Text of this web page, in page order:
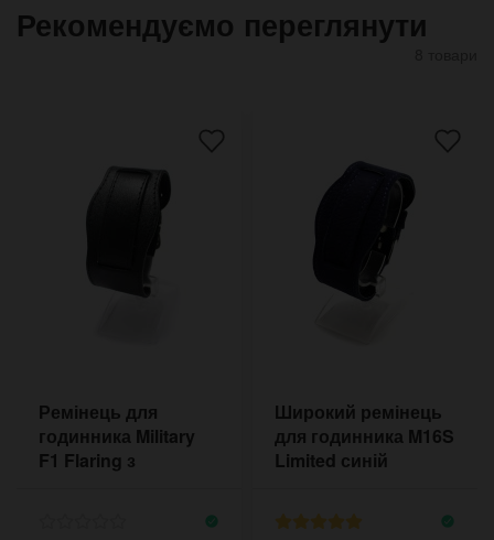
Рекомендуємо переглянути
Ремінець для
годинника Military
F1 Flaring з
Широкий ремінець
для годинника M16S
Limited синій